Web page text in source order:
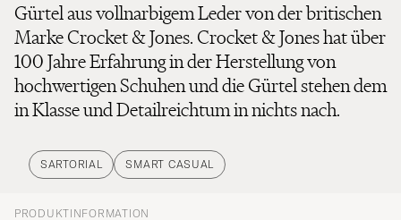
Gürtel aus vollnarbigem Leder von der britischen
Marke Crocket & Jones. Crocket & Jones hat über
100 Jahre Erfahrung in der Herstellung von
hochwertigen Schuhen und die Gürtel stehen dem
in Klasse und Detailreichtum in nichts nach.
SARTORIAL SMART CASUAL
PRODUKTINFORMATION